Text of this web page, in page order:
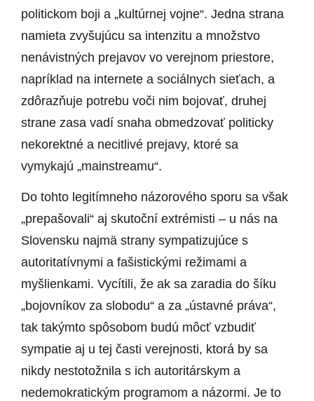
politickom boji a „kultúrnej vojne“. Jedna strana
namieta zvyšujúcu sa intenzitu a množstvo
nenávistných prejavov vo verejnom priestore,
napríklad na internete a sociálnych sieťach, a
zdôrazňuje potrebu voči nim bojovať, druhej
strane zasa vadí snaha obmedzovať politicky
nekorektné a necitlivé prejavy, ktoré sa
vymykajú „mainstreamu“.
Do tohto legitímneho názorového sporu sa však
„prepašovali“ aj skutoční extrémisti – u nás na
Slovensku najmä strany sympatizujúce s
autoritatívnymi a fašistickými režimami a
myšlienkami. Vycítili, že ak sa zaradia do šíku
„bojovníkov za slobodu“ a za „ústavné práva“,
tak takýmto spôsobom budú môcť vzbudiť
sympatie aj u tej časti verejnosti, ktorá by sa
nikdy nestotožnila s ich autoritárskym a
nedemokratickým programom a názormi. Je to